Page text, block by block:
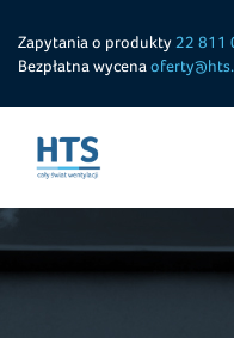
Zapytania o produkty 22 811
Bezpłatna wycena